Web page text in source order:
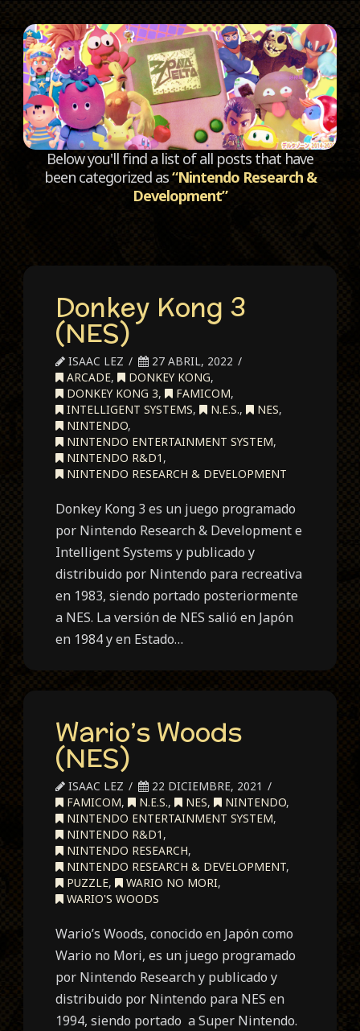
Below you'll find a list of all posts that have
been categorized as“Nintendo Research &
Development”
Donkey Kong 3
(NES)
ISAAC LEZ
27 ABRIL, 2022
ARCADE, DONKEY KONG,
DONKEY KONG 3, FAMICOM,
INTELLIGENT SYSTEMS, N.E.S., NES,
NINTENDO,
NINTENDO ENTERTAINMENT SYSTEM,
NINTENDO R&D1 ,
NINTENDO RESEARCH & DEVELOPMENT
Donkey Kong 3 es un juego programado
por Nintendo Research & Development e
Intelligent Systems y publicado y
distribuido por Nintendo para recreativa
en 1983, siendo portado posteriormente
a NES. La versión de NES salió en Japón
en 1984 y en Estado…
Wario’s Woods
(NES)
ISAAC LEZ
22 DICIEMBRE, 2021
FAMICOM, N.E.S., NES, NINTENDO,
NINTENDO ENTERTAINMENT SYSTEM,
NINTENDO R&D1 ,
NINTENDO RESEARCH,
NINTENDO RESEARCH & DEVELOPMENT,
PUZZLE, WARIO NO MORI,
WARIO'S WOODS
Wario’s Woods, conocido en Japón como
Wario no Mori, es un juego programado
por Nintendo Research y publicado y
distribuido por Nintendo para NES en
1994, siendo portado a Super Nintendo.